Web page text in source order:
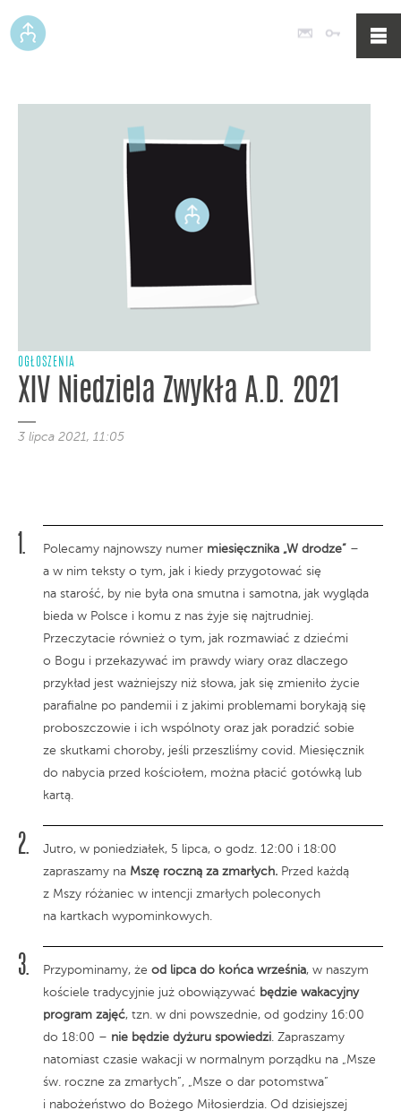
Poczta
OGŁOSZENIA
XIV Niedziela Zwykła A.D. 2021
3 lipca 2021, 11:05
Polecamy najnowszy numer miesięcznika „W drodze” –
a w nim teksty o tym, jak i kiedy przygotować się
na starość, by nie była ona smutna i samotna, jak wygląda
bieda w Polsce i komu z nas żyje się najtrudniej.
Przeczytacie również o tym, jak rozmawiać z dziećmi
o Bogu i przekazywać im prawdy wiary oraz dlaczego
przykład jest ważniejszy niż słowa, jak się zmieniło życie
parafialne po pandemii i z jakimi problemami borykają się
proboszczowie i ich wspólnoty oraz jak poradzić sobie
ze skutkami choroby, jeśli przeszliśmy covid. Miesięcznik
do nabycia przed kościołem, można płacić gotówką lub
kartą.
Jutro, w poniedziałek, 5 lipca, o godz. 12:00 i 18:00
zapraszamy na Mszę roczną za zmarłych. Przed każdą
z Mszy różaniec w intencji zmarłych poleconych
na kartkach wypominkowych.
Przypominamy, że od lipca do końca września, w naszym
kościele tradycyjnie już obowiązywać będzie wakacyjny
program zajęć, tzn. w dni powszednie, od godziny 16:00
do 18:00 – nie będzie dyżuru spowiedzi. Zapraszamy
natomiast czasie wakacji w normalnym porządku na „Msze
św. roczne za zmarłych”, „Msze o dar potomstwa”
i nabożeństwo do Bożego Miłosierdzia. Od dzisiejszej